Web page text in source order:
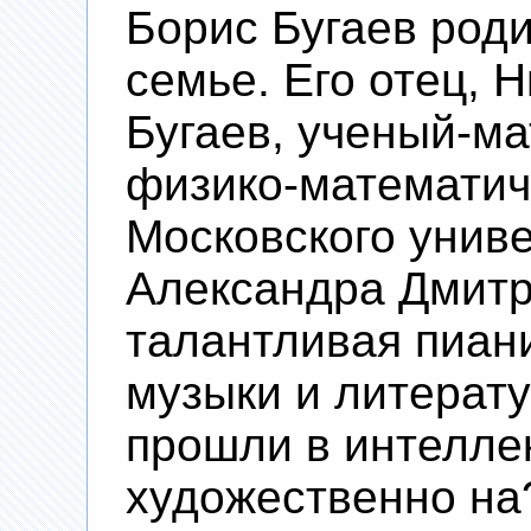
Борис Бугаев
семье. Его отец,
Бугаев, ученый-
физико-
Московского
Александра
талантливая
музыки и
прошли в
художественно